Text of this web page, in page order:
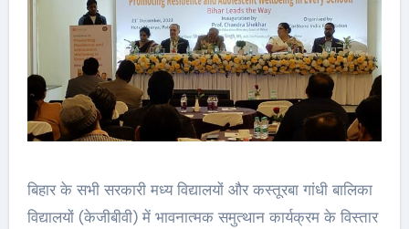
बिहार के सभी सरकारी मध्य विद्यालयों और कस्तूरबा गांधी बालिका
विद्यालयों (केजीबीवी) में भावनात्मक समुत्थान कार्यक्रम के विस्तार